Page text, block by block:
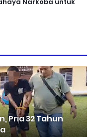
Pria 32 Tahun